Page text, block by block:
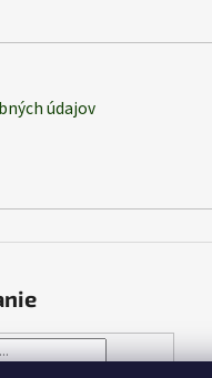
údajov